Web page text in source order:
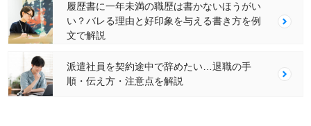
履歴書に一年未満の職歴は書かないほうがい
い？バレる理由と好印象を与える書き方を例
文で解説
派遣社員を契約途中で辞めたい…退職の手
順・伝え方・注意点を解説